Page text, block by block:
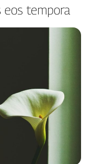
eos tempora